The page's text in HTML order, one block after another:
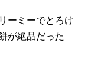
ーミーでとろけ
が絶品だった